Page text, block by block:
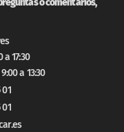
o comentarios,
a 17:30
a 13:30
01
01